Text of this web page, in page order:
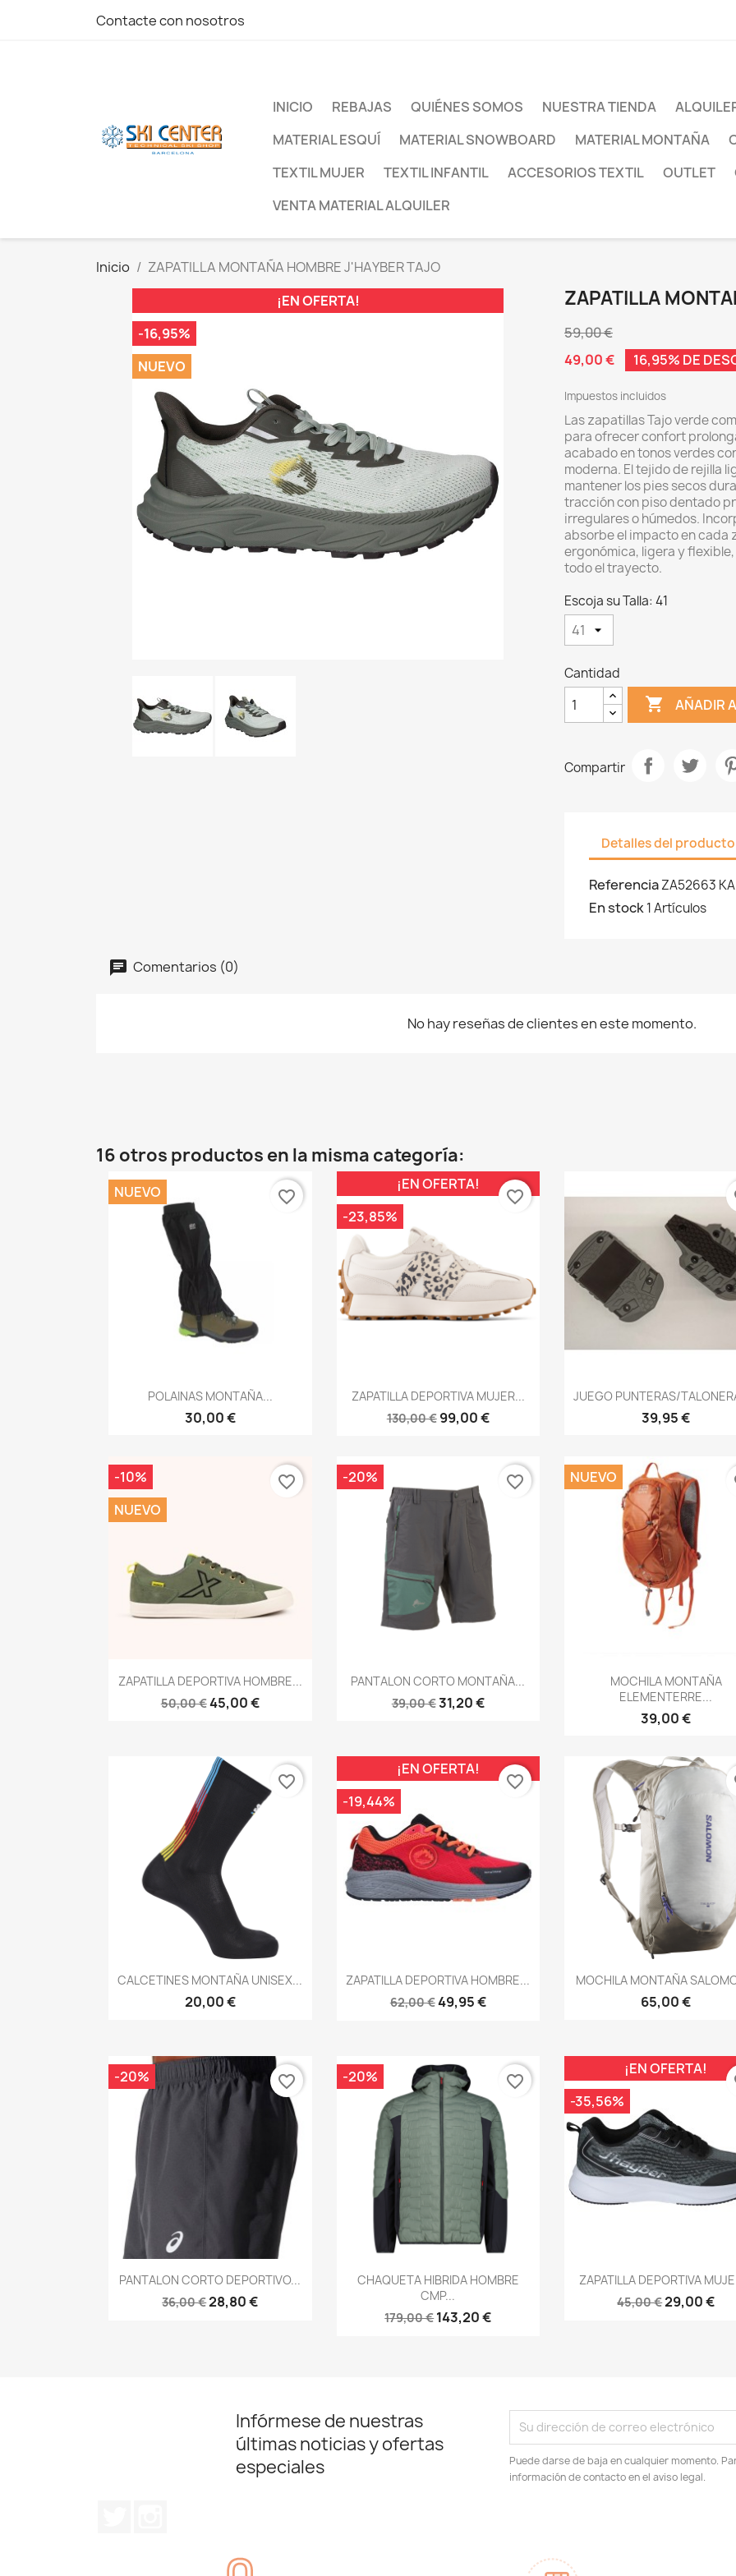
Contacte con nosotros
INICIO REBAJAS QUIÉNES SOMOS NUESTRA TIENDA
MATERIAL ESQUÍ
MATERIAL SNOWBOARD MATERIAL MONTAÑA
TEXTIL MUJER
TEXTIL INFANTIL ACCESORIOS TEXTIL OUTLET
VENTA MATERIAL ALQUILER
Inicio
ZAPATILLA MONTAÑA HOMBRE J'HAYBER TAJO
¡EN OFERTA!
-16,95%
NUEVO
ZAPATILLA
59,00 €
49,00 €
16,95% DE
Impuestos incluidos
Las zapatillas Tajo verde
para ofrecer confort
acabado en tonos verdes
moderna. El tejido de rejilla
mantener los pies secos
tracción con piso dentado
irregulares o húmedos.
absorbe el impacto en cada
ergonómica, ligera y
todo el
Escoja su Talla: 41
Cantidad
 AÑADIR
Compartir
Detalles del producto
ReferenciaZA52663
En stock1 Artículos
Comentarios (0)
No hay reseñas de clientes en este momento.
16 otros productos en la misma categoría:
Vista rápida
POLAINAS MONTAÑA...
30,00 €
NUEVO favorite_border
 Vista rápida
ZAPATILLA DEPORTIVA MUJER...
130,00 € 99,00 €
¡EN OFERTA!
-23,85%
favorite_border
Vista rápida
JUEGO PUNTERAS/
39,95 €
Vista rápida
ZAPATILLA DEPORTIVA HOMBRE...
50,00 €45,00 €
-10%
NUEVO
favorite_border
Vista rápida
PANTALON CORTO MONTAÑA...
39,00 €31,20 €
-20% favorite_border
Vista rápida
MOCHILA MONTAÑA
ELEMENTERRE...
39,00 €
NUEVO
Vista rápida
CALCETINES MONTAÑA UNISEX...
20,00 €
favorite_border
Vista rápida
ZAPATILLA DEPORTIVA HOMBRE...
62,00 €49,95 €
¡EN OFERTA!
-19,44%
favorite_border
Vista rápida
MOCHILA MONTAÑA
65,00 €
Vista rápida
PANTALON CORTO DEPORTIVO...
36,00 €28,80 €
-20% favorite_border
Vista rápida
CHAQUETA HIBRIDA HOMBRE
CMP...
179,00 €143,20 €
-20% favorite_border
 Vista rápida
ZAPATILLA DEPORTIVA
45,00 €29,00 €
¡EN OFERTA!
-35,56%
Infórmese de nuestras
últimas noticias y ofertas
especiales
Puede darse de baja en cualquier momento.
información de contacto en el aviso legal.